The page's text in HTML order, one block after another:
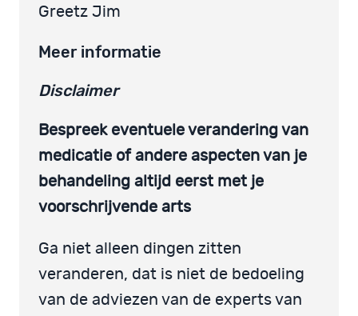
Greetz Jim
Meer informatie
Disclaimer
Bespreek eventuele verandering van
medicatie of andere aspecten van je
behandeling altijd eerst met je
voorschrijvende arts
Ga niet alleen dingen zitten
veranderen, dat is niet de bedoeling
van de adviezen van de experts van